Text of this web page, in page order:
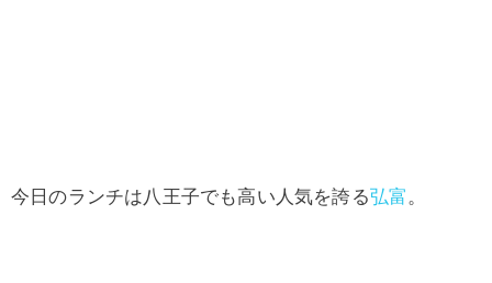
今日のランチは八王子でも高い人気を誇る弘富。